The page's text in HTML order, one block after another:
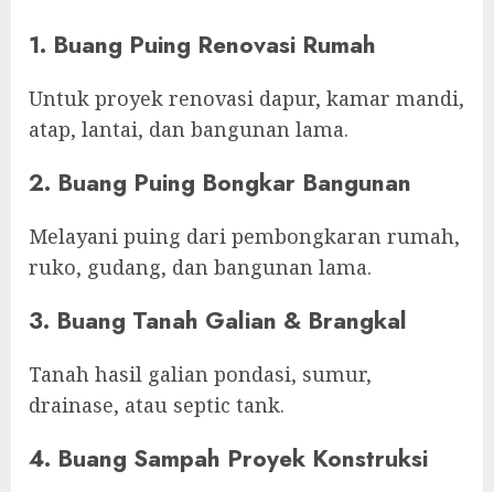
1. Buang Puing Renovasi Rumah
Untuk proyek renovasi dapur, kamar mandi,
atap, lantai, dan bangunan lama.
2. Buang Puing Bongkar Bangunan
Melayani puing dari pembongkaran rumah,
ruko, gudang, dan bangunan lama.
3. Buang Tanah Galian & Brangkal
Tanah hasil galian pondasi, sumur,
drainase, atau septic tank.
4. Buang Sampah Proyek Konstruksi